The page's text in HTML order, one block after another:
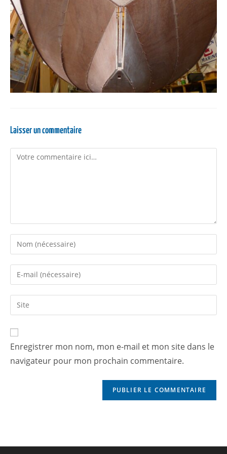
Laisser un commentaire
Enregistrer mon nom, mon e-mail et mon site dans le
navigateur pour mon prochain commentaire.